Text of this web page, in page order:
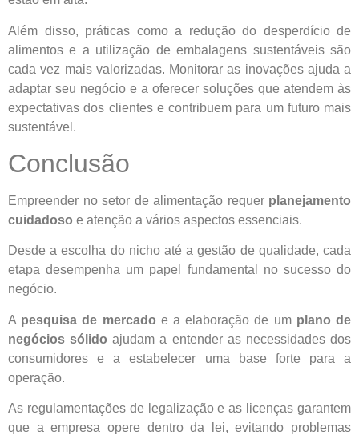
Além disso, práticas como a redução do desperdício de
alimentos e a utilização de embalagens sustentáveis são
cada vez mais valorizadas. Monitorar as inovações ajuda a
adaptar seu negócio e a oferecer soluções que atendem às
expectativas dos clientes e contribuem para um futuro mais
sustentável.
Conclusão
Empreender no setor de alimentação requer planejamento
cuidadoso e atenção a vários aspectos essenciais.
Desde a escolha do nicho até a gestão de qualidade, cada
etapa desempenha um papel fundamental no sucesso do
negócio.
A pesquisa de mercado e a elaboração de um plano de
negócios sólido ajudam a entender as necessidades dos
consumidores e a estabelecer uma base forte para a
operação.
As regulamentações de legalização e as licenças garantem
que a empresa opere dentro da lei, evitando problemas